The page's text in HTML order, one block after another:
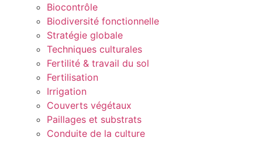
Biocontrôle
Biodiversité fonctionnelle
Stratégie globale
Techniques culturales
Fertilité & travail du sol
Fertilisation
Irrigation
Couverts végétaux
Paillages et substrats
Conduite de la culture